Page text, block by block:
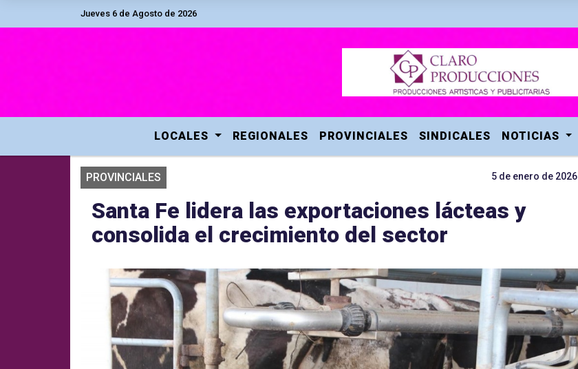
Jueves 6 de Agosto de 2026
LOCALES REGIONALES PROVINCIALES SINDICALES NOTICIAS
PROVINCIALES 5 de enero de 2026
Santa Fe lidera las exportaciones lácteas y
consolida el crecimiento del sector